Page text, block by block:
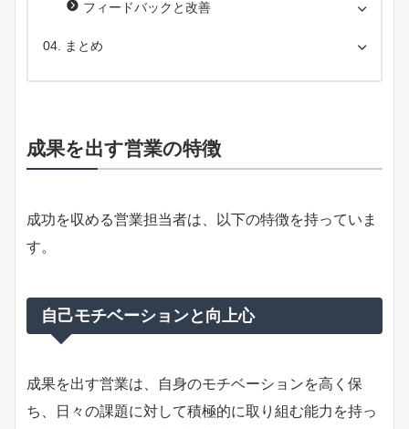
フィードバックと改善
まとめ
成果を出す営業の特徴
成功を収める営業担当者は、以下の特徴を持っていま
す。
自己モチベーションと向上心
成果を出す営業は、自身のモチベーションを高く保
ち、日々の課題に対して積極的に取り組む能力を持っ